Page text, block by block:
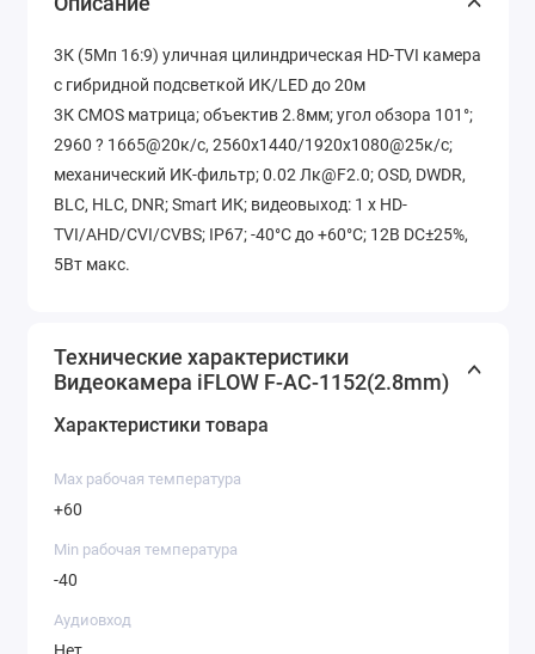
3К (5Мп 16:9) уличная цилиндрическая HD-TVI камера
с гибридной подсветкой ИК/LED до 20м
3К CMOS матрица; объектив 2.8мм; угол обзора 101°;
2960 ? 1665@20к/с, 2560x1440/1920x1080@25к/с;
механический ИК-фильтр; 0.02 Лк@F2.0; OSD, DWDR,
BLC, HLC, DNR; Smart ИК; видеовыход: 1 х HD-
TVI/AHD/CVI/CVBS; IP67; -40°С до +60°С; 12В DC±25%,
5Вт макс.
Технические характеристики
Видеокамера iFLOW F-AC-1152(2.8mm)
Характеристики товара
Max рабочая температура
+60
Min рабочая температура
-40
Аудиовход
Нет